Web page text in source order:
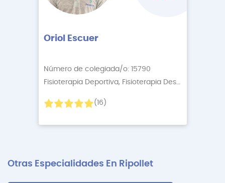
Oriol Escuer
Número de colegiada/o: 15790
Fisioterapia Deportiva, Fisioterapia Descontractur
(16)
Otras Especialidades En Ripollet